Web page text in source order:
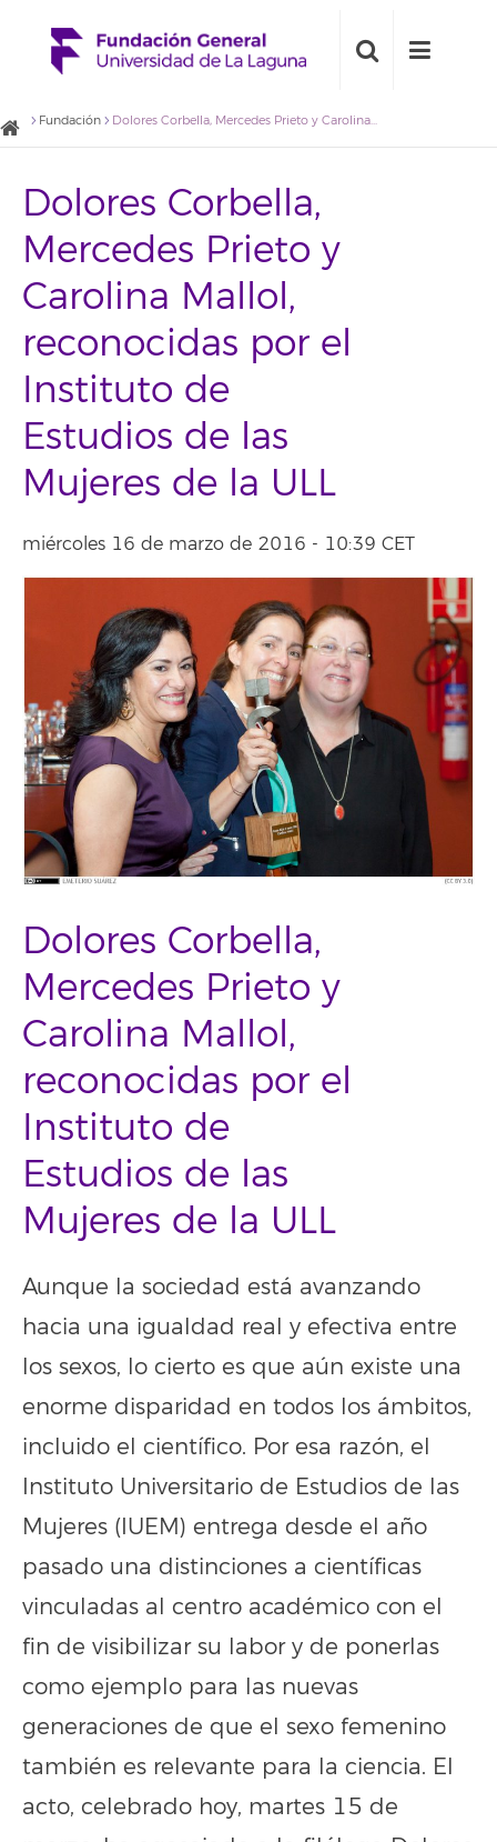
Fundación Dolores Corbella, Mercedes Prieto y Carolina Mallol, reconocidas por el Instituto de Estudios de las Mujeres de la ULL
Dolores Corbella,
Mercedes Prieto y
Carolina Mallol,
reconocidas por el
Instituto de
Estudios de las
Mujeres de la ULL
miércoles 16 de marzo de 2016 - 10:39 CET
Dolores Corbella,
Mercedes Prieto y
Carolina Mallol,
reconocidas por el
Instituto de
Estudios de las
Mujeres de la ULL
Aunque la sociedad está avanzando
hacia una igualdad real y efectiva entre
los sexos, lo cierto es que aún existe una
enorme disparidad en todos los ámbitos,
incluido el científico. Por esa razón, el
Instituto Universitario de Estudios de las
Mujeres (IUEM) entrega desde el año
pasado una distinciones a científicas
vinculadas al centro académico con el
fin de visibilizar su labor y de ponerlas
como ejemplo para las nuevas
generaciones de que el sexo femenino
también es relevante para la ciencia. El
acto, celebrado hoy, martes 15 de